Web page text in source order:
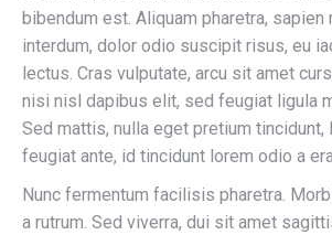
bibendum est. Aliquam pharetra, sapien
interdum, dolor odio suscipit risus, eu
lectus. Cras vulputate, arcu sit amet
nisi nisl dapibus elit, sed feugiat ligula
Sed mattis, nulla eget pretium tincidunt,
feugiat ante, id tincidunt lorem odio a
Nunc fermentum facilisis pharetra.
a rutrum. Sed viverra, dui sit amet